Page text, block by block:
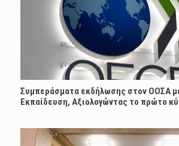
Συμπεράσματα εκδήλωσης στον ΟΟΣΑ
Εκπαίδευση, Αξιολογώντας το πρώτο